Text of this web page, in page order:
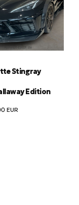
Stingray
Edition
EUR